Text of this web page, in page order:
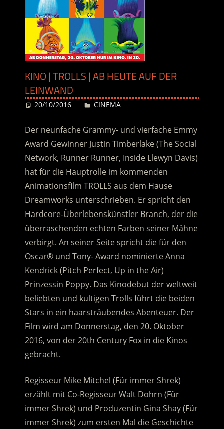
KINO | TROLLS | AB HEUTE AUF DER
LEINWAND
20/10/2016 Desiree
CINEMA
Der neunfache Grammy- und vierfache Emmy
Award Gewinner Justin Timberlake (The Social
Network, Runner Runner, Inside Llewyn Davis)
hat für die Hauptrolle im kommenden
Animationsfilm TROLLS aus dem Hause
Dreamworks unterschrieben. Er spricht den
Hardcore-Überlebenskünstler Branch, der die
überraschenden echten Farben seiner Mähne
verbirgt. An seiner Seite spricht die für den
Oscar® und Tony- Award nominierte Anna
Kendrick (Pitch Perfect, Up in the Air)
Prinzessin Poppy. Das Kinodebut der weltweit
beliebten und kultigen Trolls führt die beiden
Stars in ein haarsträubendes Abenteuer. Der
Film wird am Donnerstag, den 20. Oktober
2016, von der 20th Century Fox in die Kinos
gebracht.
Regisseur Mike Mitchel (Für immer Shrek)
erzählt mit Co-Regisseur Walt Dohrn (Für
immer Shrek) und Produzentin Gina Shay (Für
immer Shrek) zum ersten Mal die Geschichte